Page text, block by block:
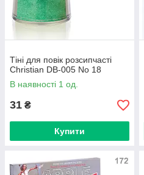
Тіні для повік розсипчасті
Christian DB-005 No 18
В наявності 1 од.
31 ₴
Купити